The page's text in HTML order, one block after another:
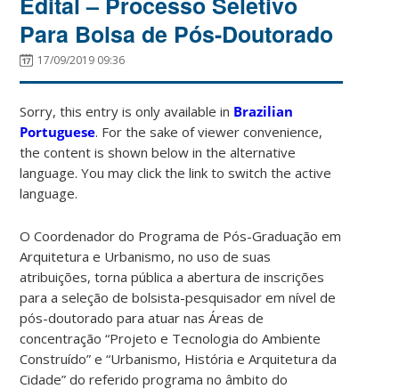
Para Bolsa de Pós-Doutorado
17/09/2019 09:36
Sorry, this entry is only available in Brazilian
Portuguese. For the sake of viewer convenience,
the content is shown below in the alternative
language. You may click the link to switch the active
language.
O Coordenador do Programa de Pós-Graduação em
Arquitetura e Urbanismo, no uso de suas
atribuições, torna pública a abertura de inscrições
para a seleção de bolsista-pesquisador em nível de
pós-doutorado para atuar nas Áreas de
concentração “Projeto e Tecnologia do Ambiente
Construído” e “Urbanismo, História e Arquitetura da
Cidade” do referido programa no âmbito do